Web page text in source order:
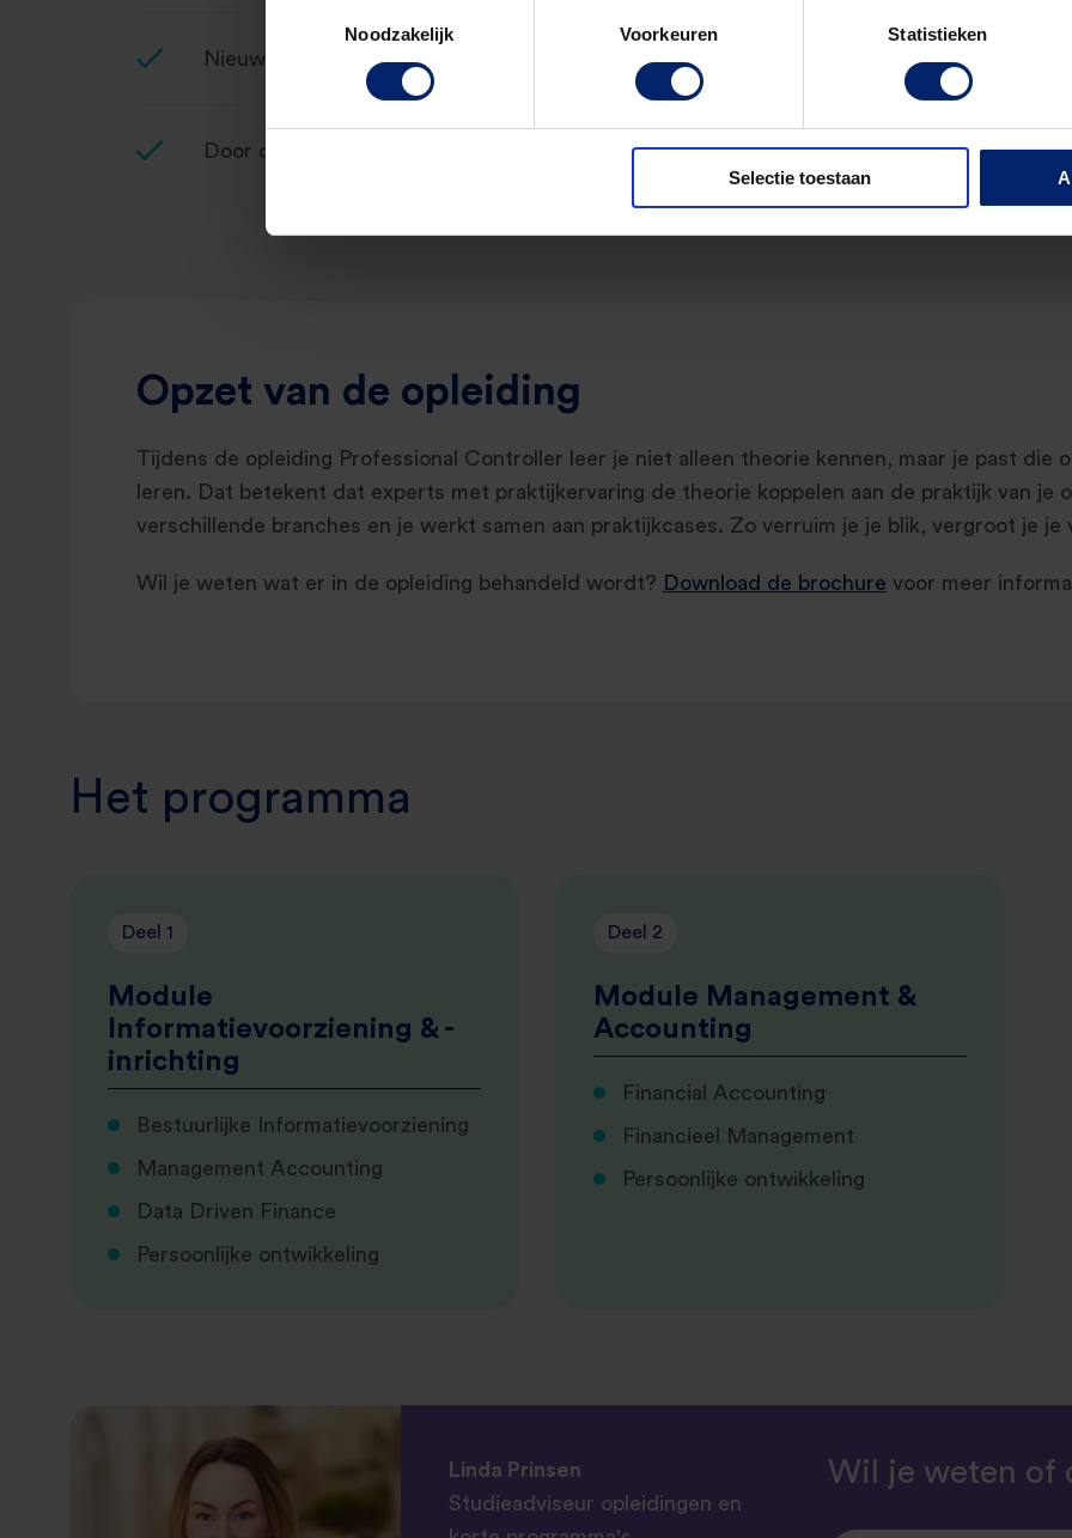
Noodzakelijk
Voorkeuren Statistieken
Selectie toestaan
Nieuwe inzichten direct naar de praktijk vertalen
Door discussies en gezamenlijke praktijkopdrachten leren hoe financiële processen
Opzet van de opleiding
Tijdens de opleiding Professional Controller leer je niet alleen theorie kennen, maar je past die
leren. Dat betekent dat experts met praktijkervaring de theorie koppelen aan de praktijk van je
verschillende branches en je werkt samen aan praktijkcases. Zo verruim je je blik, vergroot je
Wil je weten wat er in de opleiding behandeld wordt? Download de brochure voor meer
Het programma
Deel 1
Module
Informatievoorziening & -
inrichting
Bestuurlijke Informatievoorziening
Management Accounting
Data Driven Finance
Persoonlijke ontwikkeling
Deel 2
Module Management &
Accounting
Financial Accounting
Financieel Management
Persoonlijke ontwikkeling
Linda Prinsen
Studieadviseur opleidingen en
Wil je weten of